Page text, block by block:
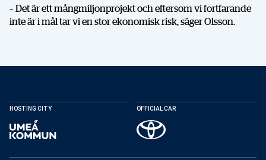
– Det är ett mångmiljonprojekt och eftersom vi fortfarande
inte är i mål tar vi en stor ekonomisk risk, säger Olsson.
HOSTING CITY OFFICIAL CAR